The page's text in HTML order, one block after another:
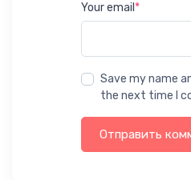
Your email *
Save my name
the next time I
Отправить